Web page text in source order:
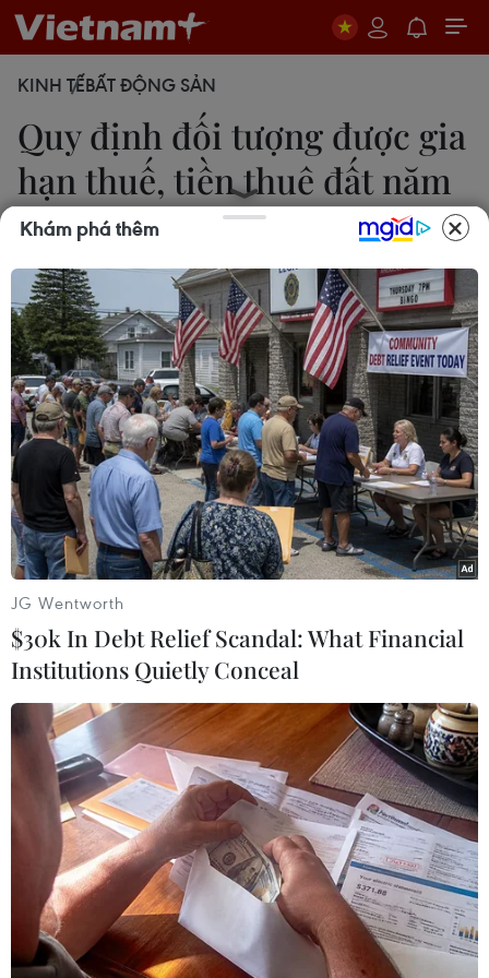
KINH TẾBẤT ĐỘNG SẢN
Quy định đối tượng được gia
hạn thuế, tiền thuê đất năm
2023
14/04/2023 13:48
Nghị định 12 của Chính phủ quy định đối tượng áp
dụng gia hạn thuế, tiền thuê đất năm 2023 bao
gồm người nộp thuế, cơ quan thuế, công chức
thuế; cơ quan nhà nước, tổ chức, cá nhân khác có
liên quan.
Nhà xưởng cho thuê tại khu công nghiệp Tân Đông Hiệp B,
thành phố Dĩ An, tỉnh Bình Dương. (Ảnh: Hồng Đạt/TTXVN)
Thay mặt Chính phủ, Phó Thủ tướng Lê Minh
Khái vừa ký Nghị định 12/2023/NĐ-CP ngày
14/4/2023 gia hạn thời hạn nộp thuế giá trị gia
Khám phá thêm
JG Wentworth
$30k In Debt Relief Scandal: What Financial
Institutions Quietly Conceal